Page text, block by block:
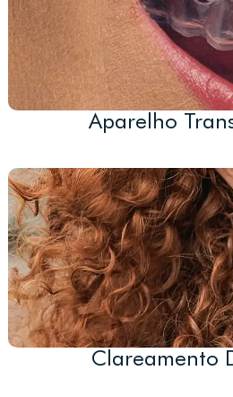
Aparelho
Clareamento